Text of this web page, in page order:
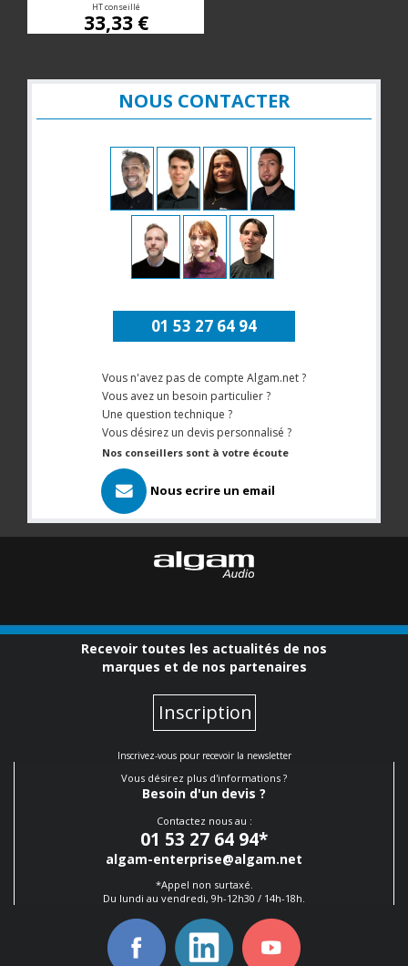
HT conseillé
33,33 €
NOUS CONTACTER
01 53 27 64 94
Vous n'avez pas de compte Algam.net ?
Vous avez un besoin particulier ?
Une question technique ?
Vous désirez un devis personnalisé ?
Nos conseillers sont à votre écoute
Nous ecrire un email
Recevoir toutes les actualités de nos
marques et de nos partenaires
Inscription
Inscrivez-vous pour recevoir la newsletter
Vous désirez plus d'informations ?
Besoin d'un devis ?
Contactez nous au :
01 53 27 64 94*
algam-enterprise@algam.net
*Appel non surtaxé.
Du lundi au vendredi, 9h-12h30 / 14h-18h.